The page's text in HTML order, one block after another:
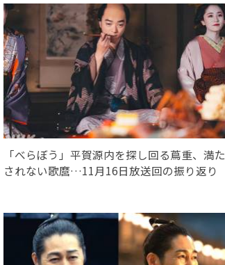
「べらぼう」平賀源内を探し回る蔦重、満た
されない歌麿…11月16日放送回の振り返り